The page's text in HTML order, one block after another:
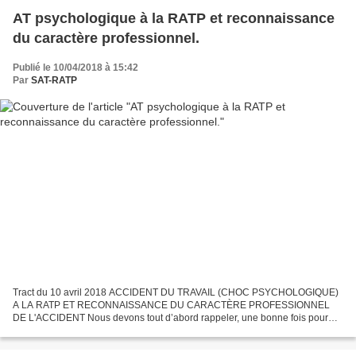
AT psychologique à la RATP et reconnaissance
du caractère professionnel.
Publié le 10/04/2018 à 15:42
Par SAT-RATP
Tract du 10 avril 2018 ACCIDENT DU TRAVAIL (CHOC PSYCHOLOGIQUE)
A LA RATP ET RECONNAISSANCE DU CARACTÈRE PROFESSIONNEL
DE L'ACCIDENT Nous devons tout d’abord rappeler, une bonne fois pour